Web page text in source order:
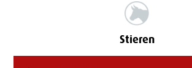
Stieren